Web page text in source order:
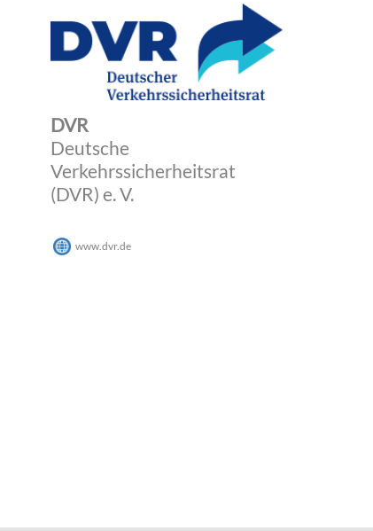
DVR
Deutsche
Verkehrssicherheitsrat
(DVR) e. V.
www.dvr.de